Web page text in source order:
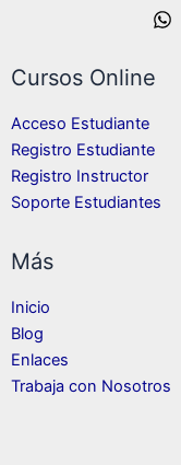
Cursos Online
Acceso Estudiante
Registro Estudiante
Registro Instructor
Soporte Estudiantes
Más
Inicio
Blog
Enlaces
Trabaja con Nosotros